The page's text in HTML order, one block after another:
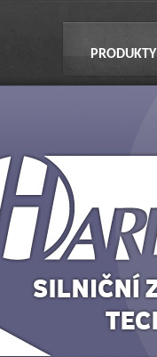
PRODUKTY